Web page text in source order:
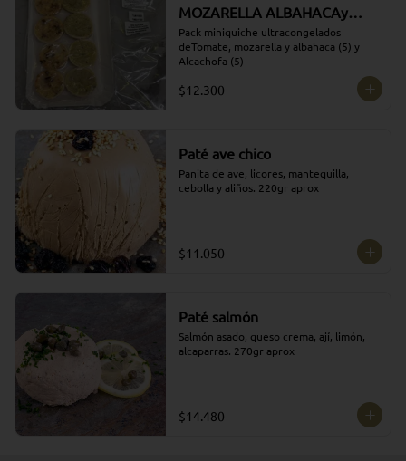
MOZARELLA ALBAHACAy
ALCACHOFA (5 de C/U)
PRODUCTO
Pack miniquiche ultracongelados
deTomate, mozarella y albahaca (5) y
Alcachofa (5)
$12.300
Paté ave chico
Panita de ave, licores, mantequilla,
cebolla y aliños. 220gr aprox
$11.050
Paté salmón
Salmón asado, queso crema, ají, limón,
alcaparras. 270gr aprox
$14.480